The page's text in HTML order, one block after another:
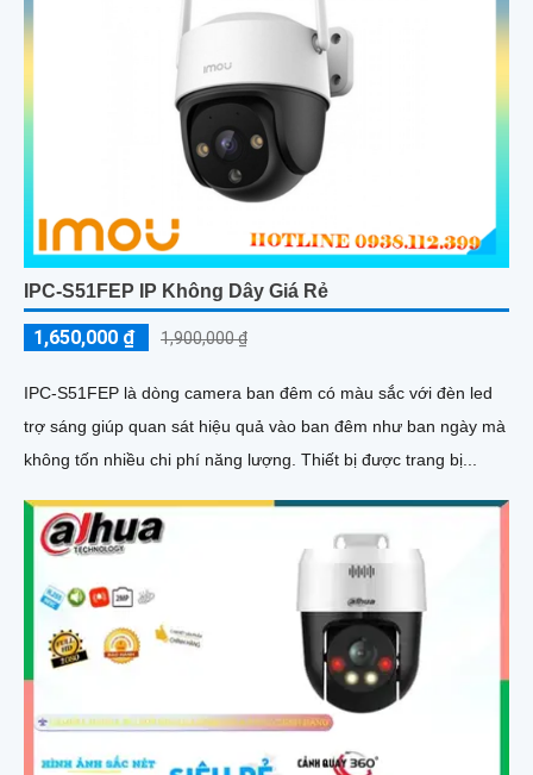
IPC-S51FEP IP Không Dây Giá Rẻ
1,650,000 ₫ 1,900,000 ₫
IPC-S51FEP là dòng camera ban đêm có màu sắc với đèn led
trợ sáng giúp quan sát hiệu quả vào ban đêm như ban ngày mà
không tốn nhiều chi phí năng lượng. Thiết bị được trang bị...